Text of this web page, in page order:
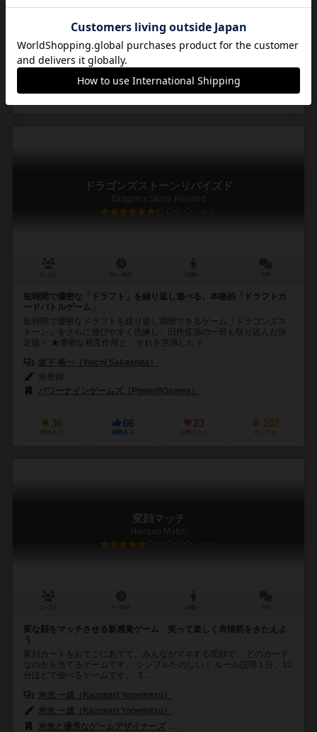
最後の1人まで戦い続け、生き残り、勝利す...
ひろ（Hiro）
ササリ ヒノエ（Hinoe Sasari）
スピマテ製作委員会
ドラゴンズストーンリバイズド
Dragon’s Stone Revised
6.1
短時間で濃密な「ドラフト」を繰り返し遊べる、本格的「ドラフトカ
ードバトルゲーム」
短時間で濃密なドラフトを繰り返し満喫できるゲーム『ドラゴンズス
トーン』をさらに遊びやすく洗練し、旧作拡張の一部も取り込んだ決
定版！ ★濃密な相互作用と、それを意識したド...
坂下 裕一（Yuichi Sakashita）
パワーナインゲームズ（Power9Games）
36
興味あり
66
経験あり
23
お気に入り
102
持ってる
変顔マッチ
Hengao Match
5.8
変な顔をマッチさせる新感覚ゲーム 笑って楽しく表情筋をきたえよ
う
変顔カードをおでこにあてて、みんながマネする変顔で、 どのカード
なのかを当てるゲームです。 シンプルたのしい！ ルール説明１分、10
分ほどで遊べるゲームです。 ３...
米光 一成（Kazunari Yonemitsu）
米光 一成（Kazunari Yonemitsu）
米光と優秀なゲームデザイナーズ